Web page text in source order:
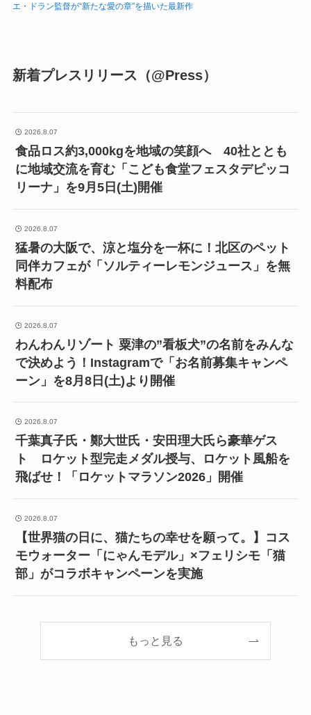
エ・ドラン監督が“新たな愛の章”を描いた最新作
新着プレスリリース（@Press）
2026.8.07
食品ロス約3,000kgを地域の笑顔へ 40社ととも
に地域交流を育む「こども食堂フェスタデピッコ
リーナ」を9月5日(土)開催
2026.8.07
猛暑の大阪で、涼と塩分を一杯に！北区のペット
同伴カフェが「ソルティーレモンジュース」を無
料配布
2026.8.07
わんわんリゾート 粟津の”看板犬”の名前をみんな
で決めよう！Instagramで「お名前募集キャンペ
ーン」を8月8日(土)より開催
2026.8.07
千葉真子氏・鄭大世氏・安田理大氏ら豪華ゲス
ト ロケット型完走メダル授与、ロケット風船を
飛ばせ！「ロケットマラソン2026」開催
2026.8.07
【世界猫の日に、猫たちの幸せを願って。】コス
モウォーター「にゃんモデル」×フェリシモ「猫
部」がコラボキャンペーンを実施
もっと見る